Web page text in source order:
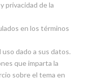
privacidad de la
en los términos
dado a sus datos.
que imparta la
sobre el tema en